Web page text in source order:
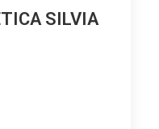
SILVIA